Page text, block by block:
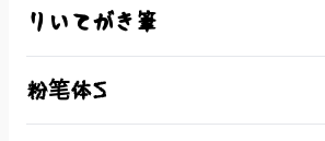
りいてがき筆
粉笔体S